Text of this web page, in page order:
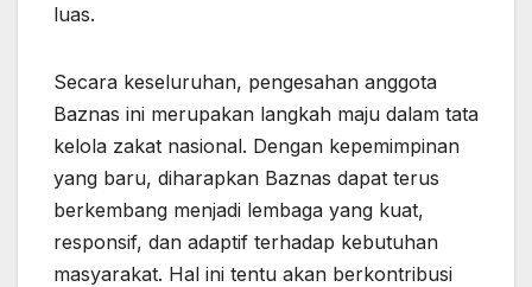
luas.
Secara keseluruhan, pengesahan anggota
Baznas ini merupakan langkah maju dalam tata
kelola zakat nasional. Dengan kepemimpinan
yang baru, diharapkan Baznas dapat terus
berkembang menjadi lembaga yang kuat,
responsif, dan adaptif terhadap kebutuhan
masyarakat. Hal ini tentu akan berkontribusi